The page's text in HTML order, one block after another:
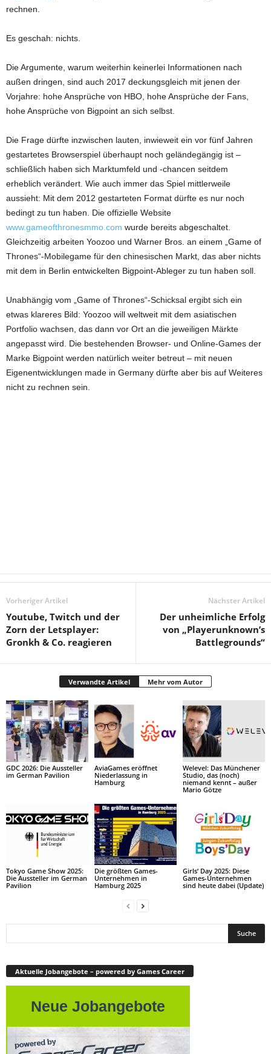
rechnen.
Es geschah: nichts.
Die Argumente, warum weiterhin keinerlei Informationen nach
außen dringen, sind auch 2017 deckungsgleich mit jenen der
Vorjahre: hohe Ansprüche von HBO, hohe Ansprüche der Fans,
hohe Ansprüche von Bigpoint an sich selbst.
Die Frage dürfte inzwischen lauten, inwieweit ein vor fünf Jahren
gestartetes Browserspiel überhaupt noch geländegängig ist –
schließlich haben sich Marktumfeld und -chancen seitdem
erheblich verändert. Wie auch immer das Spiel mittlerweile
aussieht: Mit dem 2012 gestarteten Format dürfte es nur noch
bedingt zu tun haben. Die offizielle Website
www.gameofthronesmmo.com wurde bereits abgeschaltet.
Gleichzeitig arbeiten Yoozoo und Warner Bros. an einem „Game of
Thrones“-Mobilegame für den chinesischen Markt, das aber nichts
mit dem in Berlin entwickelten Bigpoint-Ableger zu tun haben soll.
Unabhängig vom „Game of Thrones“-Schicksal ergibt sich ein
etwas klareres Bild: Yoozoo will weltweit mit dem asiatischen
Portfolio wachsen, das dann vor Ort an die jeweiligen Märkte
angepasst wird. Die bestehenden Browser- und Online-Games der
Marke Bigpoint werden natürlich weiter betreut – mit neuen
Eigenentwicklungen made in Germany dürfte aber bis auf Weiteres
nicht zu rechnen sein.
Vorheriger Artikel
Youtube, Twitch und der
Zorn der Letsplayer:
Gronkh & Co. reagieren
Nächster Artikel
Der unheimliche Erfolg
von „Playerunknown’s
Battlegrounds“
Verwandte Artikel Mehr vom Autor
GDC 2026: Die Aussteller
im German Pavilion
AviaGames eröffnet
Niederlassung in
Hamburg
Welevel: Das Münchener
Studio, das (noch)
niemand kennt – außer
Mario Götze
Tokyo Game Show 2025:
Die Aussteller im German
Pavilion
Die größten Games-
Unternehmen in
Hamburg 2025
Girls‘ Day 2025: Diese
Games-Unternehmen
sind heute dabei (Update)
Aktuelle Jobangebote – powered by Games Career